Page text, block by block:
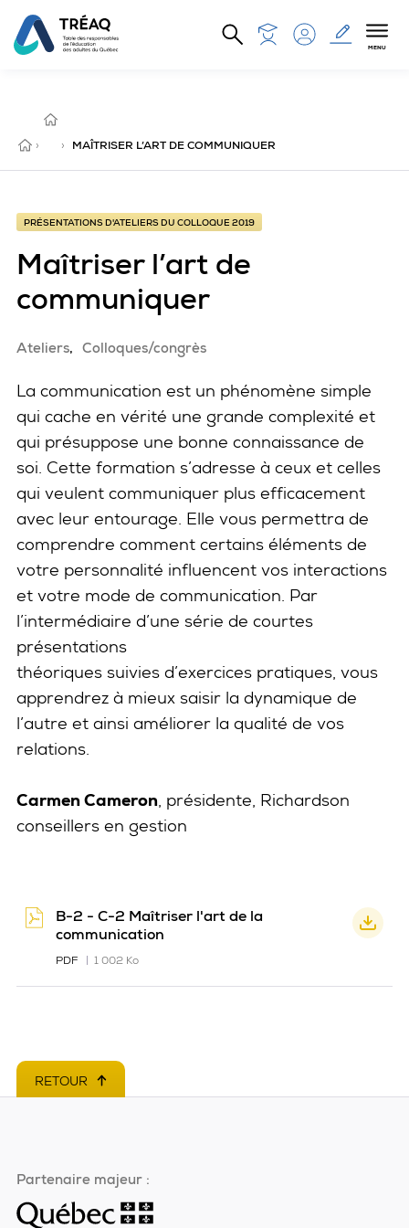
Aller au contenu principal
MENU
ACCUEIL
›
DU
2019
› MAÎTRISER L’ART DE COMMUNIQUER
PRÉSENTATIONS D'ATELIERS DU COLLOQUE 2019
Maîtriser l’art de
communiquer
Ateliers Colloques/congrès
La communication est un phénomène simple
qui cache en vérité une grande complexité et
qui présuppose une bonne connaissance de
soi. Cette formation s’adresse à ceux et celles
qui veulent communiquer plus efficacement
avec leur entourage. Elle vous permettra de
comprendre comment certains éléments de
votre personnalité influencent vos interactions
et votre mode de communication. Par
l’intermédiaire d’une série de courtes
présentations
théoriques suivies d’exercices pratiques, vous
apprendrez à mieux saisir la dynamique de
l’autre et ainsi améliorer la qualité de vos
relations.
Carmen Cameron, présidente, Richardson
conseillers en gestion
B-2 - C-2 Maîtriser l'art de la
communication
PDF 1 002 Ko
RETOUR EN HAUT DE PAGE
Partenaire majeur :
Ce